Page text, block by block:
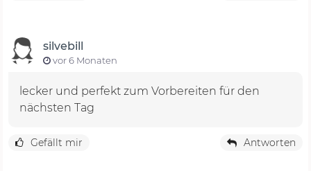
silvebill
vor 6 Monaten
lecker und perfekt zum Vorbereiten für den
nächsten Tag
Gefällt mir Antworten